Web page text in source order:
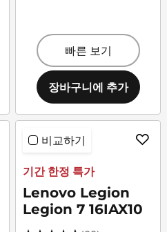
빠른 보기
장바구니에 추가
비교하기
기간 한정 특가
Lenovo Legion
Legion 7 16IAX10